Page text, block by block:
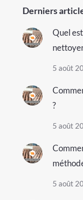
Derniers
Quel
5 août
?
5 août
5 août